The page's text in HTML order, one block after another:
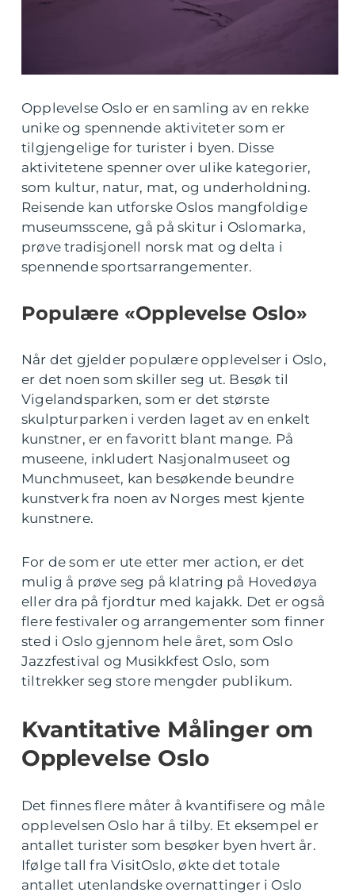
Opplevelse Oslo er en samling av en rekke
unike og spennende aktiviteter som er
tilgjengelige for turister i byen. Disse
aktivitetene spenner over ulike kategorier,
som kultur, natur, mat, og underholdning.
Reisende kan utforske Oslos mangfoldige
museumsscene, gå på skitur i Oslomarka,
prøve tradisjonell norsk mat og delta i
spennende sportsarrangementer.
Populære «Opplevelse Oslo»
Når det gjelder populære opplevelser i Oslo,
er det noen som skiller seg ut. Besøk til
Vigelandsparken, som er det største
skulpturparken i verden laget av en enkelt
kunstner, er en favoritt blant mange. På
museene, inkludert Nasjonalmuseet og
Munchmuseet, kan besøkende beundre
kunstverk fra noen av Norges mest kjente
kunstnere.
For de som er ute etter mer action, er det
mulig å prøve seg på klatring på Hovedøya
eller dra på fjordtur med kajakk. Det er også
flere festivaler og arrangementer som finner
sted i Oslo gjennom hele året, som Oslo
Jazzfestival og Musikkfest Oslo, som
tiltrekker seg store mengder publikum.
Kvantitative Målinger om
Opplevelse Oslo
Det finnes flere måter å kvantifisere og måle
opplevelsen Oslo har å tilby. Et eksempel er
antallet turister som besøker byen hvert år.
Ifølge tall fra VisitOslo, økte det totale
antallet utenlandske overnattinger i Oslo